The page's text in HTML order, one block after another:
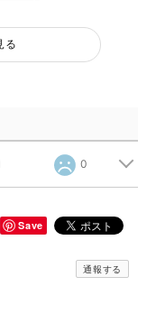
る
0
Save
通報する